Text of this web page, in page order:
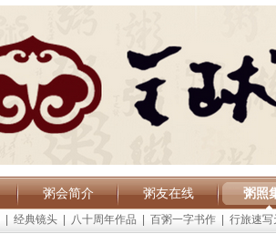
粥会简介 粥友在线 粥照
经典镜头 八十周年作品 百粥一字书作 行旅速写